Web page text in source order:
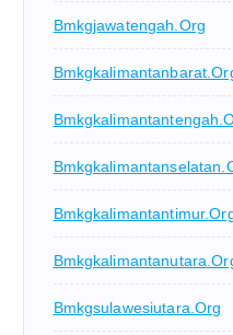
Bmkgjawatengah.org
Bmkgsulawesiutara.org